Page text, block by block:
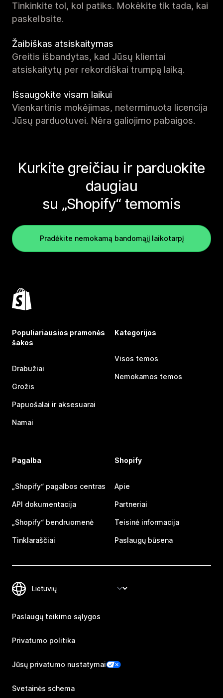
Tinkinkite tol, kol patiks. Mokėkite tik tada, kai
paskelbsite.
Žaibiškas atsiskaitymas
Greitis išbandytas, kad Jūsų klientai
atsiskaitytų per rekordiškai trumpą laiką.
Išsaugokite visam laikui
Vienkartinis mokėjimas, neterminuota licencija
Jūsų parduotuvei. Nėra galiojimo pabaigos.
Kurkite greičiau ir parduokite
daugiau
su „Shopify“ temomis
Pradėkite nemokamą bandomąjį laikotarpį
Populiariausios pramonės
šakos
Drabužiai
Grožis
Papuošalai ir aksesuarai
Namai
Kategorijos
Visos temos
Nemokamos temos
Pagalba
„Shopify“ pagalbos centras
API dokumentacija
„Shopify“ bendruomenė
Tinklaraščiai
Shopify
Apie
Partneriai
Teisinė informacija
Paslaugų būsena
Paslaugų teikimo sąlygos
Privatumo politika
Jūsų privatumo nustatymai
Svetainės schema